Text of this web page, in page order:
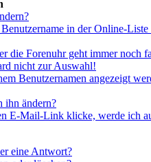
in der Online-Liste
die Forenuhr geht immer noch
nicht zur Auswahl!
Benutzernamen angezeigt
ihn ändern?
E-Mail-Link klicke, werde ich
eine Antwort?